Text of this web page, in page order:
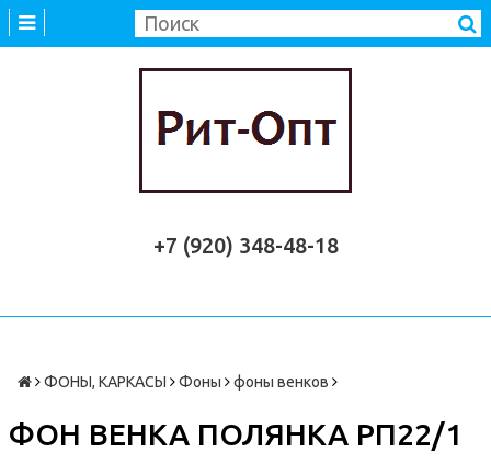
+7 (920) 348-48-18
ФОНЫ, КАРКАСЫ Фоны фоны венков
ФОН ВЕНКА ПОЛЯНКА РП22/1